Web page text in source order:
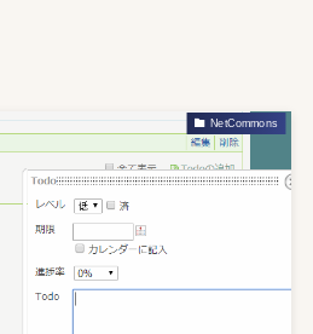
NetCommons